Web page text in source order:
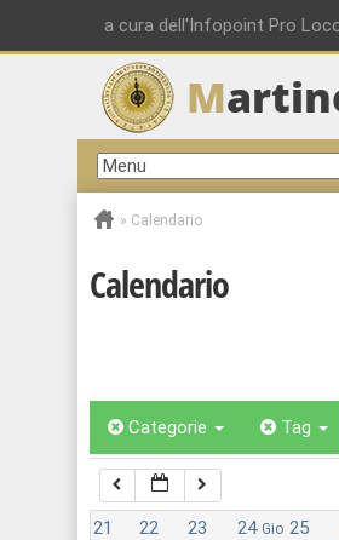
a cura dell'Infopoint Pro
M
» Calendario
Calendario
Categorie Tag
21 22 23 24 Gio 25
00:00
01:00
05:00
06:00